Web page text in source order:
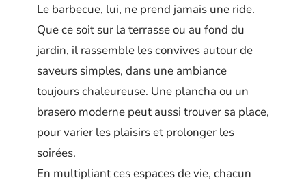
Le barbecue, lui, ne prend jamais une ride.
Que ce soit sur la terrasse ou au fond du
jardin, il rassemble les convives autour de
saveurs simples, dans une ambiance
toujours chaleureuse. Une plancha ou un
brasero moderne peut aussi trouver sa place,
pour varier les plaisirs et prolonger les
soirées.
En multipliant ces espaces de vie, chacun